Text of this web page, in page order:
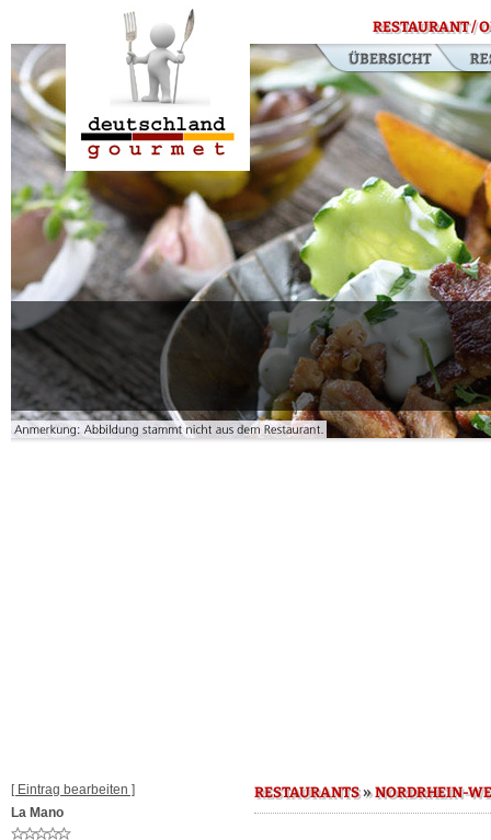
RESTAURANT /
[ Eintrag bearbeiten ]
La Mano
RESTAURANTS»NORDRHEIN-